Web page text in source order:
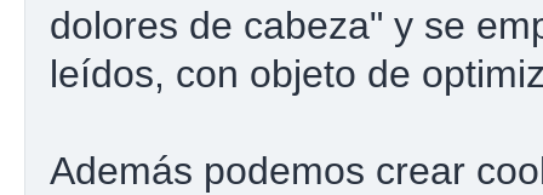
dolores de cabeza" y se
leídos, con objeto de
Además podemos crear